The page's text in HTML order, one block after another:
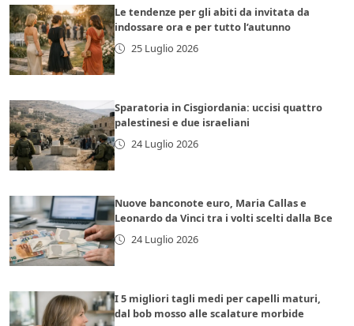
Le tendenze per gli abiti da invitata da
indossare ora e per tutto l’autunno
25 Luglio 2026
Sparatoria in Cisgiordania: uccisi quattro
palestinesi e due israeliani
24 Luglio 2026
Nuove banconote euro, Maria Callas e
Leonardo da Vinci tra i volti scelti dalla Bce
24 Luglio 2026
I 5 migliori tagli medi per capelli maturi,
dal bob mosso alle scalature morbide